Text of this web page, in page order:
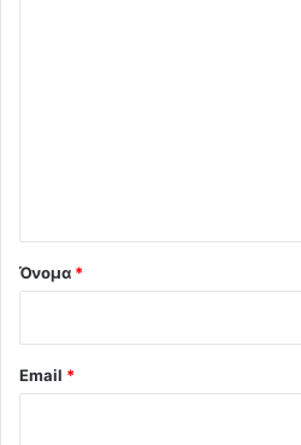
Όνομα *
Email *